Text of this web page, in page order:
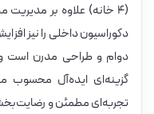
(۴ خانه) علاوه بر
دکوراسیون داخلی را نیز
دوام و طراحی مدرن است و
گزینه‌ای ایده‌آل محسوب
تجربه‌ای مطمئن و